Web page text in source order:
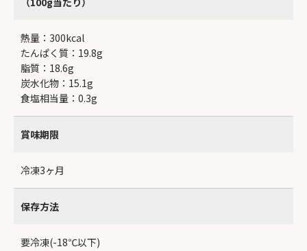
熱量：300kcal
たんぱく質：19.8g
脂質：18.6g
炭水化物：15.1g
食塩相当量：0.3g
賞味期限
冷凍3ヶ月
保存方法
要冷凍(-18℃以下)